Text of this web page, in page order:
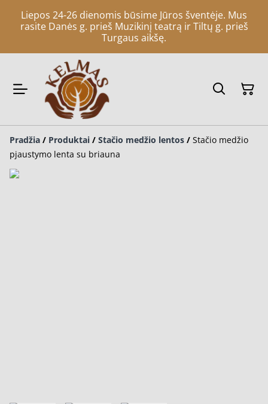
Liepos 24-26 dienomis būsime Jūros šventėje. Mus
rasite Danės g. prieš Muzikinį teatrą ir Tiltų g. prieš
Turgaus aikšę.
Pradžia / Produktai / Stačio medžio lentos / Stačio medžio
pjaustymo lenta su briauna